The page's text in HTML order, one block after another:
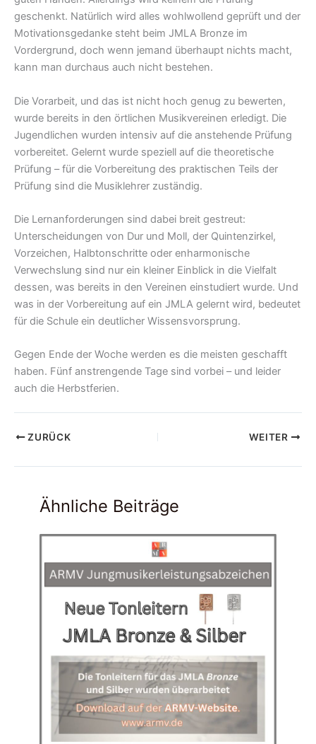
geschenkt. Natürlich wird alles wohlwollend geprüft und der
Motivationsgedanke steht beim JMLA Bronze im
Vordergrund, doch wenn jemand überhaupt nichts macht,
kann man durchaus auch nicht bestehen.
Die Vorarbeit, und das ist nicht hoch genug zu bewerten,
wurde bereits in den örtlichen Musikvereinen erledigt. Die
Jugendlichen wurden intensiv auf die anstehende Prüfung
vorbereitet. Gelernt wurde speziell auf die theoretische
Prüfung – für die Vorbereitung des praktischen Teils der
Prüfung sind die Musiklehrer zuständig.
Die Lernanforderungen sind dabei breit gestreut:
Unterscheidungen von Dur und Moll, der Quintenzirkel,
Vorzeichen, Halbtonschritte oder enharmonische
Verwechslung sind nur ein kleiner Einblick in die Vielfalt
dessen, was bereits in den Vereinen einstudiert wurde. Und
was in der Vorbereitung auf ein JMLA gelernt wird, bedeutet
für die Schule ein deutlicher Wissensvorsprung.
Gegen Ende der Woche werden es die meisten geschafft
haben. Fünf anstrengende Tage sind vorbei – und leider
auch die Herbstferien.
ZURÜCK WEITER
Ähnliche Beiträge